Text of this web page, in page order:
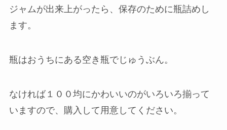
ジャムが出来上がったら、保存のために瓶詰めし
ます。
瓶はおうちにある空き瓶でじゅうぶん。
なければ１００均にかわいいのがいろいろ揃って
いますので、購入して用意してください。